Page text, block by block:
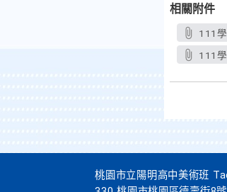
相關附件
111
111
桃園市立陽明高中美術班